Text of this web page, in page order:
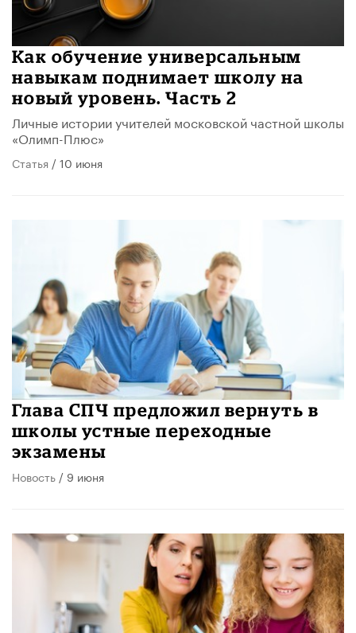
​Как обучение универсальным
навыкам поднимает школу на
новый уровень. Часть 2
Личные истории учителей московской частной школы
«Олимп-Плюс»
Статья / 10 июня
Глава СПЧ предложил вернуть в
школы устные переходные
экзамены
Новость / 9 июня